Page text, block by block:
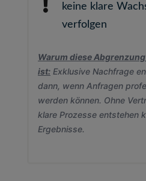
keine klare
verfolgen
Warum diese
ist: Exklusive Nachfrage
dann, wenn Anfragen
werden können. Ohne
klare Prozesse entstehen
Ergebnisse.